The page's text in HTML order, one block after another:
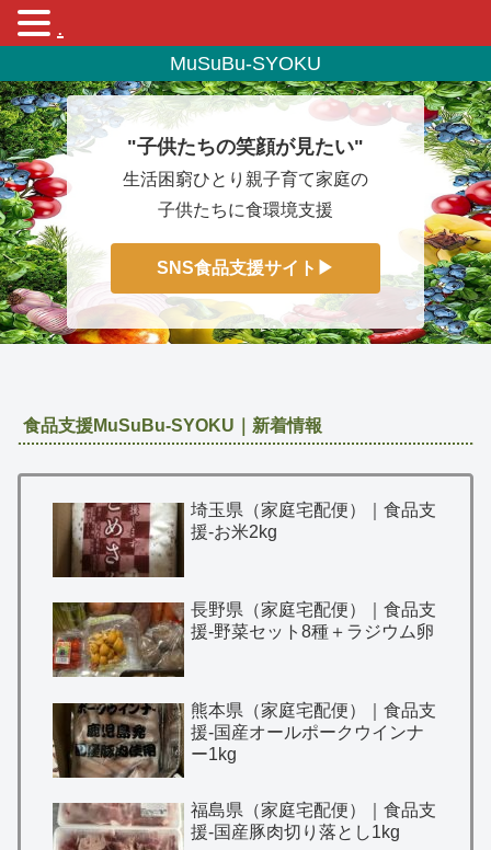
MuSuBu-SYOKU
"子供たちの笑顔が見たい"
生活困窮ひとり親子育て家庭の
子供たちに食環境支援
SNS食品支援サイト▶
食品支援MuSuBu-SYOKU｜新着情報
埼玉県（家庭宅配便）｜食品支
援-お米2kg
長野県（家庭宅配便）｜食品支
援-野菜セット8種＋ラジウム卵
熊本県（家庭宅配便）｜食品支
援-国産オールポークウインナ
ー1kg
福島県（家庭宅配便）｜食品支
援-国産豚肉切り落とし1kg
.